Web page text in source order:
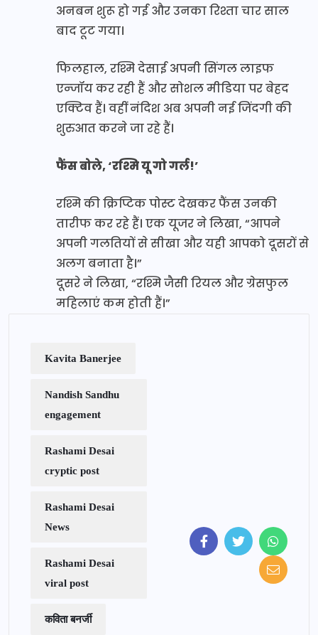
अनबन शुरू हो गई और उनका रिश्ता चार साल
बाद टूट गया।
फिलहाल, रश्मि देसाई अपनी सिंगल लाइफ
एन्जॉय कर रही हैं और सोशल मीडिया पर बेहद
एक्टिव हैं। वहीं नंदिश अब अपनी नई जिंदगी की
शुरुआत करने जा रहे हैं।
फैंस बोले, ‘रश्मि यू गो गर्ल!’
रश्मि की क्रिप्टिक पोस्ट देखकर फैंस उनकी
तारीफ कर रहे हैं। एक यूजर ने लिखा, “आपने
अपनी गलतियों से सीखा और यही आपको दूसरों से
अलग बनाता है।”
दूसरे ने लिखा, “रश्मि जैसी रियल और ग्रेसफुल
महिलाएं कम होती हैं।”
Kavita Banerjee
Nandish Sandhu
engagement
Rashami Desai
cryptic post
Rashami Desai
News
Rashami Desai
viral post
कविता बनर्जी